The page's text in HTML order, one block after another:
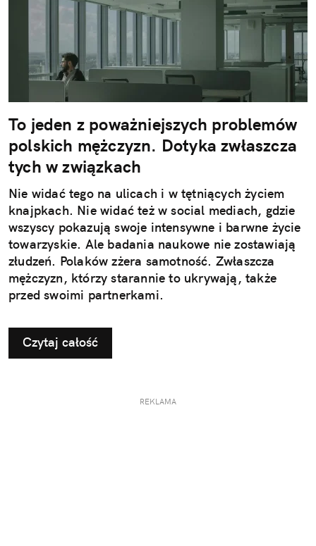
To jeden z poważniejszych problemów
polskich mężczyzn. Dotyka zwłaszcza
tych w związkach
Nie widać tego na ulicach i w tętniących życiem
knajpkach. Nie widać też w social mediach, gdzie
wszyscy pokazują swoje intensywne i barwne życie
towarzyskie. Ale badania naukowe nie zostawiają
złudzeń. Polaków zżera samotność. Zwłaszcza
mężczyzn, którzy starannie to ukrywają, także
przed swoimi partnerkami.
Czytaj całość
REKLAMA